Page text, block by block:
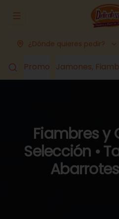
Abrir menu de navegación
¿Dónde quieres pedir?
Promo Jamones,
Fiambres y
Selección •